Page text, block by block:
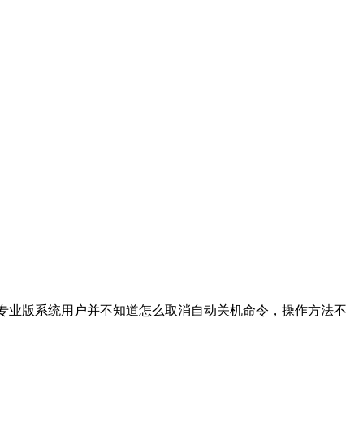
版系统用户并不知道怎么取消自动关机命令，操作方法不